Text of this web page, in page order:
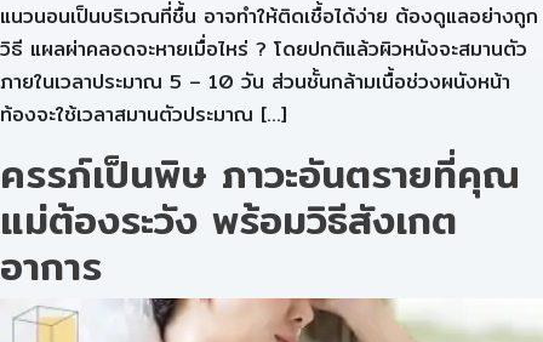
แนวนอนเป็นบริเวณที่ชื้น อาจทำให้ติดเชื้อได้ง่าย ต้องดูแลอย่างถูก
วิธี แผลผ่าคลอดจะหายเมื่อไหร่ ? โดยปกติแล้วผิวหนังจะสมานตัว
ภายในเวลาประมาณ 5 – 10 วัน ส่วนชั้นกล้ามเนื้อช่วงผนังหน้า
ท้องจะใช้เวลาสมานตัวประมาณ […]
ครรภ์เป็นพิษ ภาวะอันตรายที่คุณ
แม่ต้องระวัง พร้อมวิธีสังเกต
อาการ